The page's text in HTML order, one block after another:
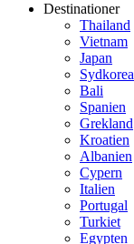
Destinationer
Thailand
Vietnam
Japan
Sydkorea
Bali
Spanien
Grekland
Kroatien
Albanien
Cypern
Italien
Portugal
Turkiet
Egypten